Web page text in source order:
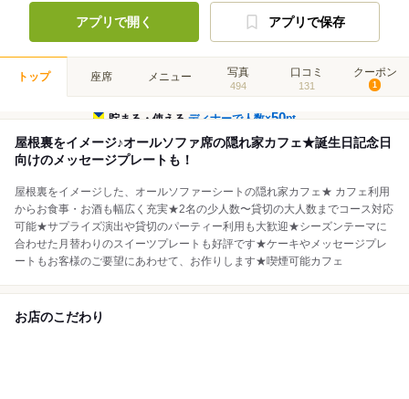
アプリで開く アプリで保存
トップ 座席 メニュー 写真
494
口コミ
131
クーポン
1
貯まる・使えるディナーで人数×50pt
屋根裏をイメージ♪オールソファ席の隠れ家カフェ★誕生日記念日
向けのメッセージプレートも！
屋根裏をイメージした、オールソファーシートの隠れ家カフェ★ カフェ利用
からお食事・お酒も幅広く充実★2名の少人数〜貸切の大人数までコース対応
可能★サプライズ演出や貸切のパーティー利用も大歓迎★シーズンテーマに
合わせた月替わりのスイーツプレートも好評です★ケーキやメッセージプレ
ートもお客様のご要望にあわせて、お作りします★喫煙可能カフェ
お店のこだわり